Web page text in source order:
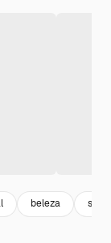
beleza